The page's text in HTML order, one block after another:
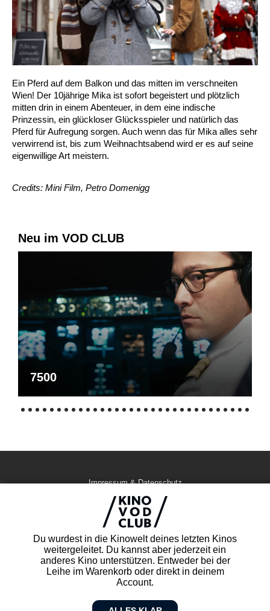
Du wurdest in die Kinowelt deines letzten Kinos
weitergeleitet. Du kannst aber jederzeit ein
anderes Kino unterstützen. Entweder bei der
Leihe im Warenkorb oder direkt in deinem
Account.
Ein Pferd auf dem Balkon und das mitten im verschneiten
Wien! Der 10jährige Mika ist sofort begeistert und plötzlich
mitten drin in einem Abenteuer, in dem eine indische
Prinzessin, ein glückloser Glücksspieler und natürlich das
Pferd für Aufregung sorgen. Auch wenn das für Mika alles sehr
verwirrend ist, bis zum Weihnachtsabend wird er es auf seine
eigenwillige Art meistern.
Credits: Mini Film, Petro Domenigg
Neu im VOD CLUB
7500
Impressum & Datenschutz
AGB
Kontakt
FAQ
Newsletter
Partner